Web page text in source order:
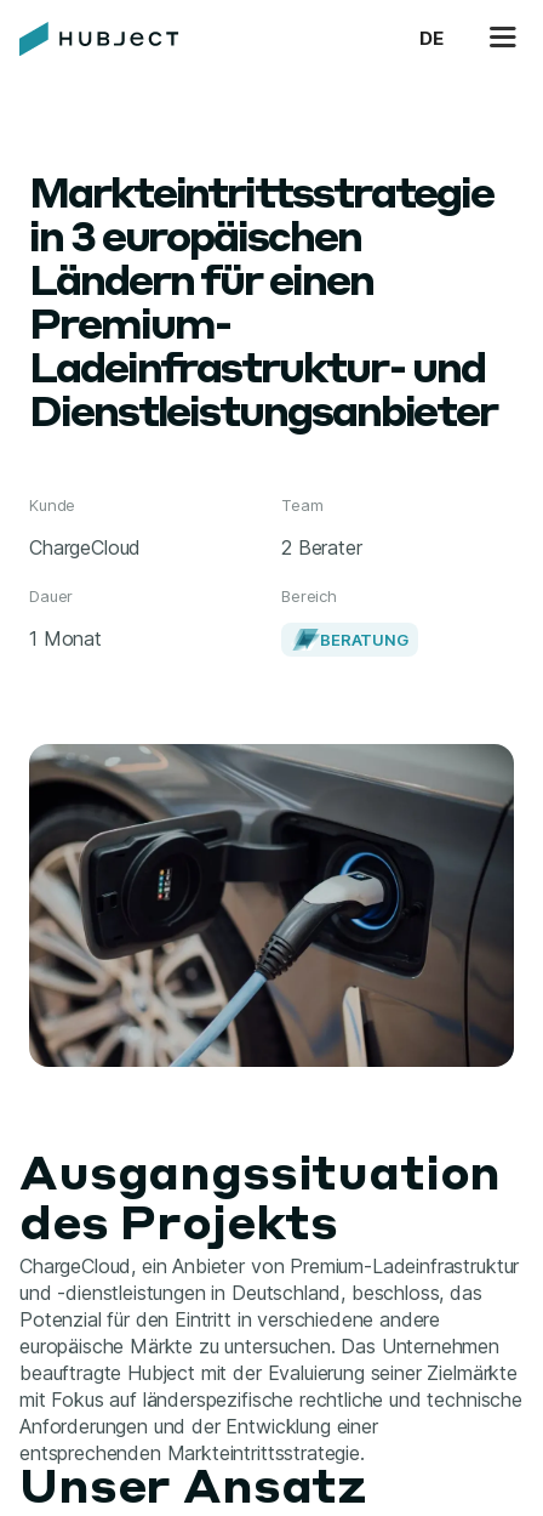
DE
Markteintrittsstrategie
in 3 europäischen
Ländern für einen
Premium-
Ladeinfrastruktur- und
Dienstleistungsanbieter
Kunde
ChargeCloud
Team
2 Berater
Dauer
1 Monat
Bereich
BERATUNG
Ausgangssituation
des Projekts
ChargeCloud, ein Anbieter von Premium-Ladeinfrastruktur
und -dienstleistungen in Deutschland, beschloss, das
Potenzial für den Eintritt in verschiedene andere
europäische Märkte zu untersuchen. Das Unternehmen
beauftragte Hubject mit der Evaluierung seiner Zielmärkte
mit Fokus auf länderspezifische rechtliche und technische
Anforderungen und der Entwicklung einer
entsprechenden Markteintrittsstrategie.
Unser Ansatz